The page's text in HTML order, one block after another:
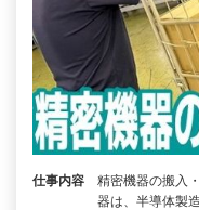
仕事内容
精密機器の搬入
器は、半導体製